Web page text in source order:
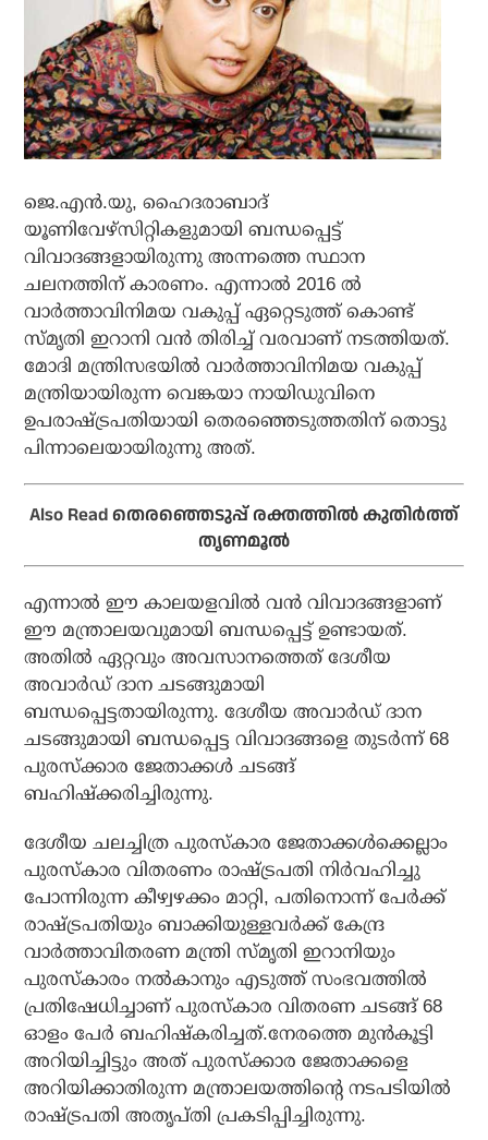
ജെ.എന്‍.യു, ഹൈദരാബാദ്
യൂണിവേഴ്‌സിറ്റികളുമായി ബന്ധപ്പെട്ട്
വിവാദങ്ങളായിരുന്നു അന്നത്തെ സ്ഥാന
ചലനത്തിന് കാരണം. എന്നാല്‍ 2016 ല്‍
വാര്‍ത്താവിനിമയ വകുപ്പ് ഏറ്റെടുത്ത് കൊണ്ട്
സ്മൃതി ഇറാനി വന്‍ തിരിച്ച് വരവാണ് നടത്തിയത്.
മോദി മന്ത്രിസഭയില്‍ വാര്‍ത്താവിനിമയ വകുപ്പ്
മന്ത്രിയായിരുന്ന വെങ്കയാ നായിഡുവിനെ
ഉപരാഷ്ട്രപതിയായി തെരഞ്ഞെടുത്തതിന് തൊട്ടു
പിന്നാലെയായിരുന്നു അത്.
Also Readതെരഞ്ഞെടുപ്പ് രക്തത്തില്‍ കുതിര്‍ത്ത്
തൃണമൂല്‍
എന്നാല്‍ ഈ കാലയളവില്‍ വന്‍ വിവാദങ്ങളാണ്
ഈ മന്ത്രാലയവുമായി ബന്ധപ്പെട്ട് ഉണ്ടായത്.
അതില്‍ ഏറ്റവും അവസാനത്തെത് ദേശീയ
അവാര്‍ഡ് ദാന ചടങ്ങുമായി
ബന്ധപ്പെട്ടതായിരുന്നു. ദേശീയ അവാര്‍ഡ് ദാന
ചടങ്ങുമായി ബന്ധപ്പെട്ട വിവാദങ്ങളെ തുടര്‍ന്ന് 68
പുരസ്‌ക്കാര ജേതാക്കള്‍ ചടങ്ങ്
ബഹിഷ്‌ക്കരിച്ചിരുന്നു.
ദേശീയ ചലച്ചിത്ര പുരസ്‌കാര ജേതാക്കള്‍ക്കെല്ലാം
പുരസ്‌കാര വിതരണം രാഷ്ട്രപതി നിര്‍വഹിച്ചു
പോന്നിരുന്ന കീഴ്വഴക്കം മാറ്റി, പതിനൊന്ന് പേര്‍ക്ക്
രാഷ്ട്രപതിയും ബാക്കിയുള്ളവര്‍ക്ക് കേന്ദ്ര
വാര്‍ത്താവിതരണ മന്ത്രി സ്മൃതി ഇറാനിയും
പുരസ്‌കാരം നല്‍കാനും എടുത്ത് സംഭവത്തില്‍
പ്രതിഷേധിച്ചാണ് പുരസ്‌കാര വിതരണ ചടങ്ങ് 68
ഓളം പേര്‍ ബഹിഷ്‌കരിച്ചത്.നേരത്തെ മുന്‍കൂട്ടി
അറിയിച്ചിട്ടും അത് പുരസ്‌ക്കാര ജേതാക്കളെ
അറിയിക്കാതിരുന്ന മന്ത്രാലയത്തിന്റെ നടപടിയില്‍
രാഷ്ട്രപതി അതൃപ്തി പ്രകടിപ്പിച്ചിരുന്നു.